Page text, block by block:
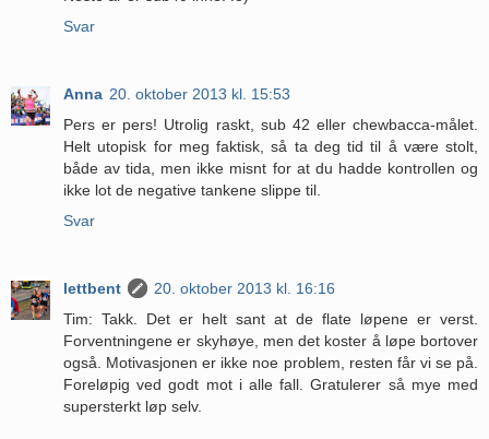
Svar
Anna 20. oktober 2013 kl. 15:53
Pers er pers! Utrolig raskt, sub 42 eller chewbacca-målet.
Helt utopisk for meg faktisk, så ta deg tid til å være stolt,
både av tida, men ikke misnt for at du hadde kontrollen og
ikke lot de negative tankene slippe til.
Svar
lettbent
20. oktober 2013 kl. 16:16
Tim: Takk. Det er helt sant at de flate løpene er verst.
Forventningene er skyhøye, men det koster å løpe bortover
også. Motivasjonen er ikke noe problem, resten får vi se på.
Foreløpig ved godt mot i alle fall. Gratulerer så mye med
supersterkt løp selv.